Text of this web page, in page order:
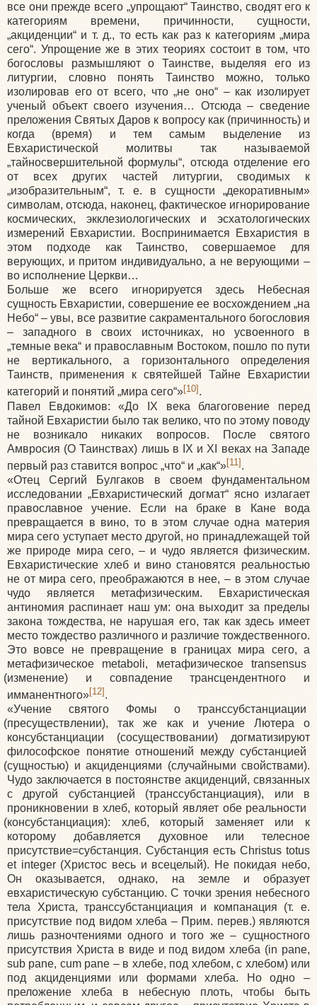
все они прежде всего „упрощают“ Таинство, сводят его к
категориям времени, причинности, сущности,
„акциденции“ и т. д., то есть как раз к категориям „мира
сего“. Упрощение же в этих теориях состоит в том, что
богословы размышляют о Таинстве, выделяя его из
литургии, словно понять Таинство можно, только
изолировав его от всего, что „не оно“ – как изолирует
ученый объект своего изучения… Отсюда – сведение
преложения Святых Даров к вопросу как (причинность) и
когда
(время) и тем самым выделение из
Евхаристической молитвы так называемой
„тайносвершительной формулы“, отсюда отделение его
от всех других частей литургии, сводимых к
„изобразительным“, т. е. в сущности „декоративным»
символам, отсюда, наконец, фактическое игнорирование
космических, экклезиологических и эсхатологических
измерений Евхаристии. Воспринимается Евхаристия в
этом подходе как Таинство, совершаемое для
верующих, и притом индивидуально, а не верующими –
во исполнение Церкви…
Больше же всего игнорируется здесь Небесная
сущность Евхаристии, совершение ее восхождением „на
Небо“ – увы, все развитие сакраментального богословия
– западного в своих источниках, но усвоенного в
„темные века“ и православным Востоком, пошло по пути
не вертикального, а горизонтального определения
Таинств, применения к святейшей Тайне Евхаристии
категорий и понятий „мира сего“»[10].
Павел Евдокимов:
«До IX века благоговение перед
тайной Евхаристии было так велико, что по этому поводу
не возникало никаких вопросов. После святого
Амвросия (О Таинствах) лишь в IX и XI веках на Западе
первый раз ставится вопрос „что“ и „как“»[11].
«Отец Сергий Булгаков в своем фундаментальном
исследовании „Евхаристический догмат“ ясно излагает
православное учение. Если на браке в Кане вода
превращается в вино, то в этом случае одна материя
мира сего уступает место другой, но принадлежащей той
же природе мира сего, – и чудо является физическим.
Евхаристические хлеб и вино становятся реальностью
не от мира сего, преображаются в нее, – в этом случае
чудо является метафизическим. Евхаристическая
антиномия распинает наш ум: она выходит за пределы
закона тождества, не нарушая его, так как здесь имеет
место тождество различного и различие тождественного.
Это вовсе не превращение в границах мира сего, а
метафизическое metaboli, метафизическое transensus
(изменение) и совпадение трансцендентного и
имманентного»[12] .
«Учение святого Фомы о транссубстанциации
(пресуществлении), так же как и учение Лютера о
консубстанциации
(сосуществовании) догматизируют
философское понятие отношений между субстанцией
(сущностью) и акциденциями (случайными свойствами).
Чудо заключается в постоянстве акциденций, связанных
с другой субстанцией
(транссубстанциация), или в
проникновении в хлеб, который являет обе реальности
(консубстанциация): хлеб, который заменяет или к
которому добавляется духовное или телесное
присутствие=субстанция. Субстанция есть Christus totus
et integer (Христос весь и всецелый). Не покидая небо,
Он оказывается, однако, на земле и образует
евхаристическую субстанцию. С точки зрения небесного
тела Христа, транссубстанциация и компанация
(т. е.
присутствие под видом хлеба – Прим. перев.) являются
лишь разночтениями одного и того же – сущностного
присутствия Христа в виде и под видом хлеба (in pane,
sub pane, cum pane – в хлебе, под хлебом, с хлебом) или
под акциденциями или формами хлеба. Но одно –
преложение хлеба в небесную плоть, чтобы быть